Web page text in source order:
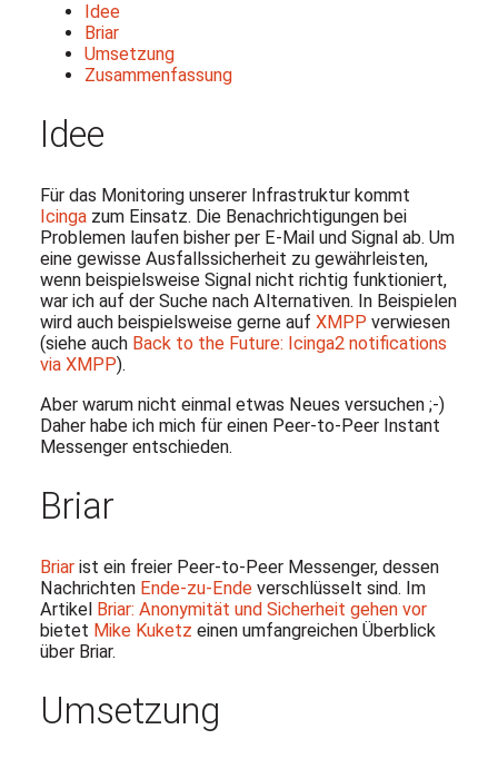
Idee
Briar
Umsetzung
Zusammenfassung
Idee
Für das Monitoring unserer Infrastruktur kommt
Icingazum Einsatz. Die Benachrichtigungen bei
Problemen laufen bisher per E-Mail und Signal ab. Um
eine gewisse Ausfallssicherheit zu gewährleisten,
wenn beispielsweise Signal nicht richtig funktioniert,
war ich auf der Suche nach Alternativen. In Beispielen
wird auch beispielsweise gerne auf XMPPverwiesen
(siehe auch Back to the Future: Icinga2 notifications
via XMPP).
Aber warum nicht einmal etwas Neues versuchen ;-)
Daher habe ich mich für einen Peer-to-Peer Instant
Messenger entschieden.
Briar
Briarist ein freier Peer-to-Peer Messenger, dessen
Nachrichten Ende-zu-Endeverschlüsselt sind. Im
Artikel Briar: Anonymität und Sicherheit gehen vor
bietet Mike Kuketz einen umfangreichen Überblick
über Briar.
Umsetzung